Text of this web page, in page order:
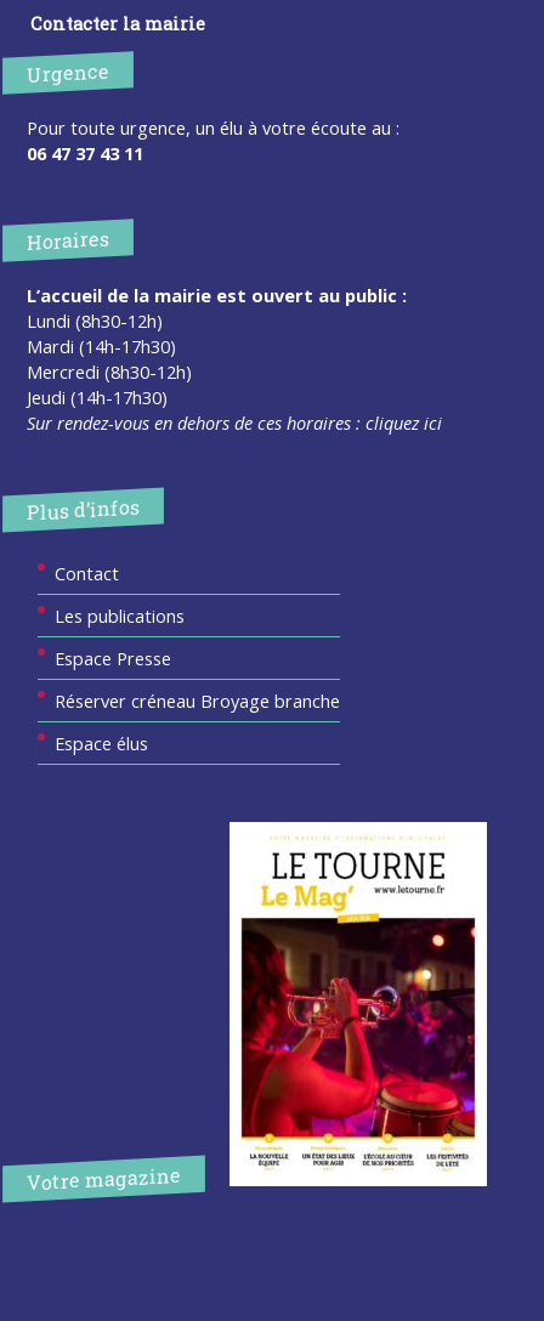
Contacter la mairie
Urgence
Pour toute urgence, un élu à votre écoute au :
06 47 37 43 11
Horaires
L’accueil de la mairie est ouvert au public :
Lundi (8h30-12h)
Mardi (14h-17h30)
Mercredi (8h30-12h)
Jeudi (14h-17h30)
Sur rendez-vous en dehors de ces horaires :cliquez ici
Plus d’infos
Contact
Les publications
Espace Presse
Réserver créneau Broyage branche
Espace élus
Votre magazine